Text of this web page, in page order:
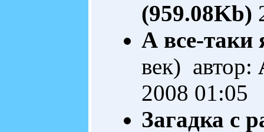
(959.08Kb)
А все-таки
век) автор:
2008 01:05
Загадка с